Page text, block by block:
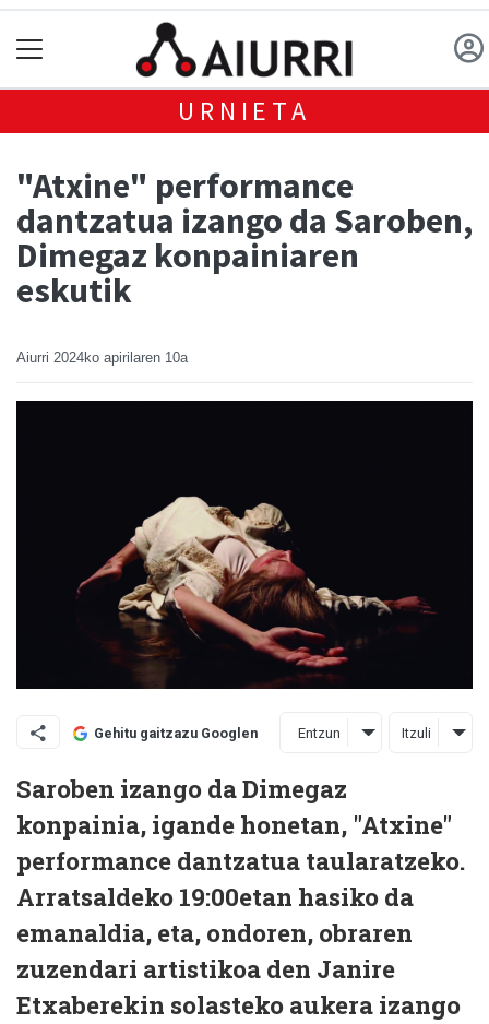
URNIETA
"Atxine" performance
dantzatua izango da Saroben,
Dimegaz konpainiaren
eskutik
Aiurri 2024ko apirilaren 10a
Gehitu gaitzazu Googlen Entzun Itzuli
Saroben izango da Dimegaz
konpainia, igande honetan, "Atxine"
performance dantzatua taularatzeko.
Arratsaldeko 19:00etan hasiko da
emanaldia, eta, ondoren, obraren
zuzendari artistikoa den Janire
Etxaberekin solasteko aukera izango